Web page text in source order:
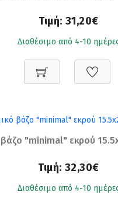
Τιμή: 31,20€
Διαθέσιμο από 4-10
βάζο "minimal" εκρού
Τιμή: 32,30€
Διαθέσιμο από 4-10